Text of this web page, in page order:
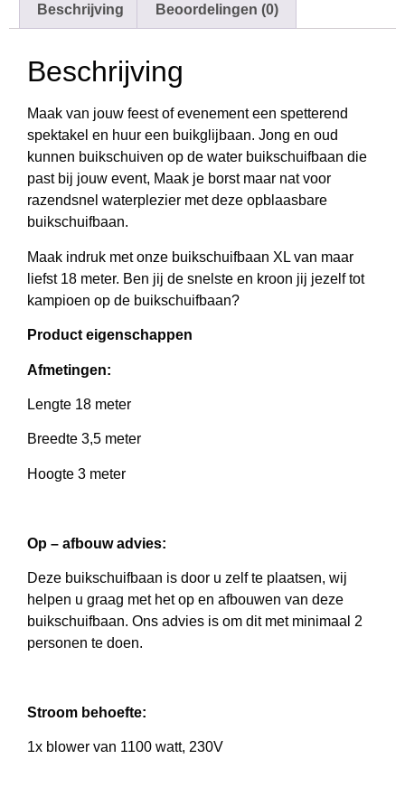
Beschrijving Beoordelingen (0)
Beschrijving
Maak van jouw feest of evenement een spetterend
spektakel en huur een buikglijbaan. Jong en oud
kunnen buikschuiven op de water buikschuifbaan die
past bij jouw event, Maak je borst maar nat voor
razendsnel waterplezier met deze opblaasbare
buikschuifbaan.
Maak indruk met onze buikschuifbaan XL van maar
liefst 18 meter. Ben jij de snelste en kroon jij jezelf tot
kampioen op de buikschuifbaan?
Product eigenschappen
Afmetingen:
Lengte 18 meter
Breedte 3,5 meter
Hoogte 3 meter
Op – afbouw advies:
Deze buikschuifbaan is door u zelf te plaatsen, wij
helpen u graag met het op en afbouwen van deze
buikschuifbaan. Ons advies is om dit met minimaal 2
personen te doen.
Stroom behoefte:
1x blower van 1100 watt, 230V